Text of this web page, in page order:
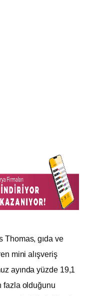
Thomas, gıda ve
mini alışveriş
ayında yüzde 19,1
fazla olduğunu